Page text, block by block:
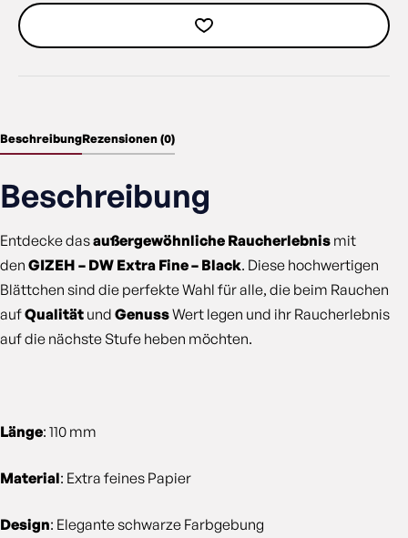
BeschreibungRezensionen (0)
Beschreibung
Entdecke dasaußergewöhnliche Raucherlebnis mit
den GIZEH – DW Extra Fine – Black. Diese hochwertigen
Blättchen sind die perfekte Wahl für alle, die beim Rauchen
aufQualität und GenussWert legen und ihr Raucherlebnis
auf die nächste Stufe heben möchten.
Länge: 110 mm
Material: Extra feines Papier
Design: Elegante schwarze Farbgebung